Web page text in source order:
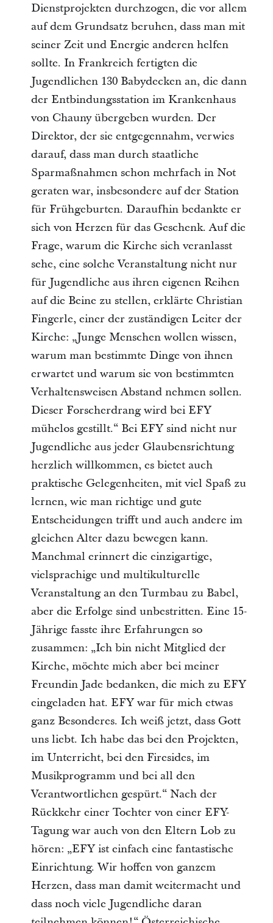
Dienstprojekten durchzogen, die vor allem
auf dem Grundsatz beruhen, dass man mit
seiner Zeit und Energie anderen helfen
sollte. In Frankreich fertigten die
Jugendlichen 130 Babydecken an, die dann
der Entbindungsstation im Krankenhaus
von Chauny übergeben wurden. Der
Direktor, der sie entgegennahm, verwies
darauf, dass man durch staatliche
Sparmaßnahmen schon mehrfach in Not
geraten war, insbesondere auf der Station
für Frühgeburten. Daraufhin bedankte er
sich von Herzen für das Geschenk. Auf die
Frage, warum die Kirche sich veranlasst
sehe, eine solche Veranstaltung nicht nur
für Jugendliche aus ihren eigenen Reihen
auf die Beine zu stellen, erklärte Christian
Fingerle, einer der zuständigen Leiter der
Kirche: „Junge Menschen wollen wissen,
warum man bestimmte Dinge von ihnen
erwartet und warum sie von bestimmten
Verhaltensweisen Abstand nehmen sollen.
Dieser Forscherdrang wird bei EFY
mühelos gestillt.“ Bei EFY sind nicht nur
Jugendliche aus jeder Glaubensrichtung
herzlich willkommen, es bietet auch
praktische Gelegenheiten, mit viel Spaß zu
lernen, wie man richtige und gute
Entscheidungen trifft und auch andere im
gleichen Alter dazu bewegen kann.
Manchmal erinnert die einzigartige,
vielsprachige und multikulturelle
Veranstaltung an den Turmbau zu Babel,
aber die Erfolge sind unbestritten. Eine 15-
Jährige fasste ihre Erfahrungen so
zusammen: „Ich bin nicht Mitglied der
Kirche, möchte mich aber bei meiner
Freundin Jade bedanken, die mich zu EFY
eingeladen hat. EFY war für mich etwas
ganz Besonderes. Ich weiß jetzt, dass Gott
uns liebt. Ich habe das bei den Projekten,
im Unterricht, bei den Firesides, im
Musikprogramm und bei all den
Verantwortlichen gespürt.“ Nach der
Rückkehr einer Tochter von einer EFY-
Tagung war auch von den Eltern Lob zu
hören: „EFY ist einfach eine fantastische
Einrichtung. Wir hoffen von ganzem
Herzen, dass man damit weitermacht und
dass noch viele Jugendliche daran